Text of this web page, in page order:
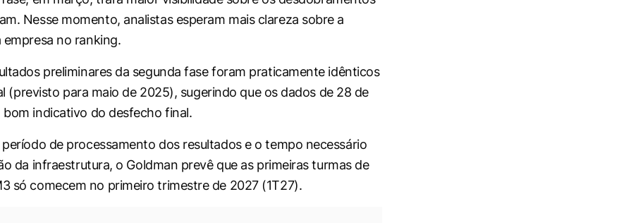
Nesse momento, analistas esperam mais clareza sobre a
empresa no ranking.
preliminares da segunda fase foram praticamente idênticos
(previsto para maio de 2025), sugerindo que os dados de 28 de
bom indicativo do desfecho final.
de processamento dos resultados e o tempo necessário
da infraestrutura, o Goldman prevê que as primeiras turmas de
só comecem no primeiro trimestre de 2027 (1T27).